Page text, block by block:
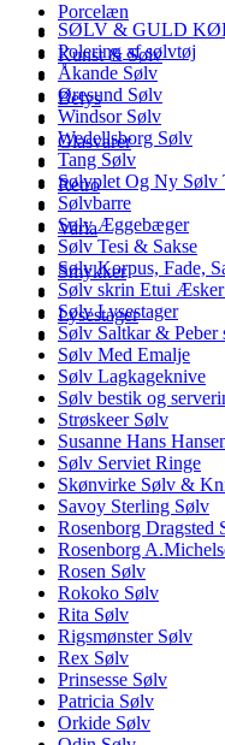
Porcelæn
Kunst & Sølv
Belys
Glasvarer
Retro
Varia
Smykker
Lysestager
SØLV & GULD
Polering af sølvtøj
Åkande Sølv
Øresund Sølv
Windsor Sølv
Wedellsborg Sølv
Tang Sølv
Sølvplet Og Ny Sølv
Sølvbarre
Sølv Æggebæger
Sølv Tesi & Sakse
Sølv Korpus, Fade,
Sølv skrin Etui
Sølv Lysestager
Sølv Saltkar & Peber
Sølv Med Emalje
Sølv Lagkageknive
Sølv bestik og
Strøskeer Sølv
Susanne Hans
Sølv Serviet Ringe
Skønvirke Sølv &
Savoy Sterling Sølv
Rosenborg Dragsted
Rosenborg
Rosen Sølv
Rokoko Sølv
Rita Sølv
Rigsmønster Sølv
Rex Sølv
Prinsesse Sølv
Patricia Sølv
Orkide Sølv